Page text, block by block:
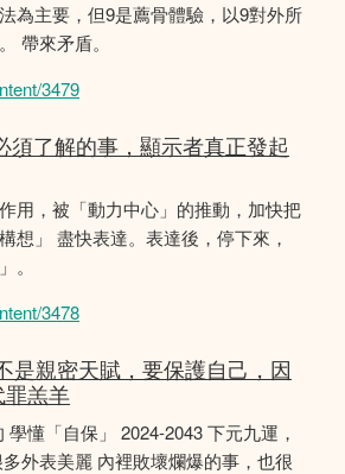
為主要，但9是薦骨體驗，以9對外所
帶來矛盾。
3479
須了解的事，顯示者真正發起
用，被「動力中心」的推動，加快把
想」 盡快表達。表達後，停下來，
。
3478
是親密天賦，要保護自己，因
羔羊
學懂「自保」 2024-2043 下元九運，
外表美麗 內裡敗壞爛爆的事，也很